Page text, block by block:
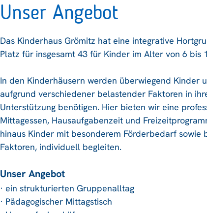
Unser Angebot
Das Kinderhaus Grömitz hat eine integrative
Platz für insgesamt 43 für Kinder im Alter von 6 bis
In den Kinderhäusern werden überwiegend Kinder
aufgrund verschiedener belastender Faktoren in
Unterstützung benötigen. Hier bieten wir eine
Mittagessen, Hausaufgabenzeit und
hinaus Kinder mit besonderem Förderbedarf sowie
Faktoren, individuell begleiten.
Unser Angebot
· ein strukturierten Gruppenalltag
· Pädagogischer Mittagstisch